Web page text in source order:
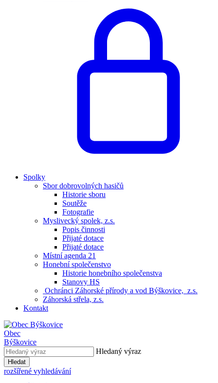
Spolky
Sbor dobrovolných hasičů
Historie sboru
Soutěže
Fotografie
Myslivecký spolek, z.s.
Popis činnosti
Přijaté dotace
Přijaté dotace
Místní agenda 21
Honební společenstvo
Historie honebního společenstva
Stanovy HS
Ochránci Záhorské přírody a vod Býškovice, z.s.
Záhorská střela, z.s.
Kontakt
Obec
Býškovice
Hledaný výraz
Hledat
rozšířené vyhledávání